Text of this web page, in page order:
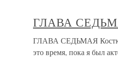
ГЛАВА
ГЛАВА СЕДЬМАЯ
это время, пока я был